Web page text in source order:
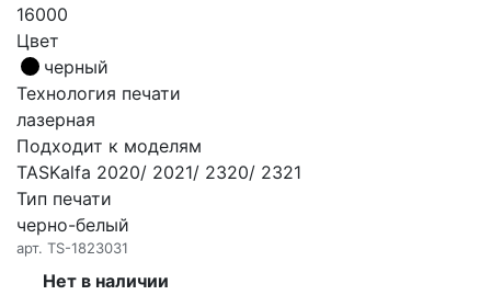
16000
Цвет
черный
Технология печати
лазерная
Подходит к моделям
TASKalfa 2020/ 2021/ 2320/ 2321
Тип печати
черно-белый
арт. TS-1823031
Нет в наличии